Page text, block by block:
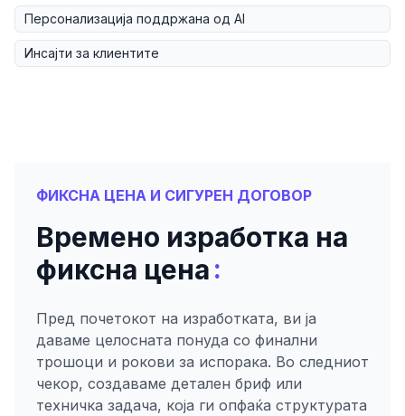
Персонализација поддржана од AI
Инсајти за клиентите
ФИКСНА ЦЕНА И СИГУРЕН ДОГОВОР
Времено изработка на
фиксна цена:
Пред почетокот на изработката, ви ја
даваме целосната понуда со финални
трошоци и рокови за испорака. Во следниот
чекор, создаваме детален бриф или
техничка задача, која ги опфаќа структурата